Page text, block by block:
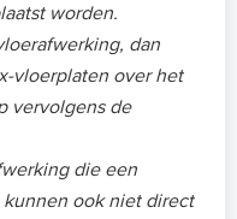
worden.
dan
vloerplaten over het
vervolgens de
die een
ook niet direct